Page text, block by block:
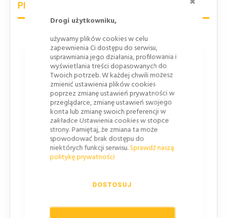
Drogi użytkowniku,
używamy plików cookies w celu
zapewnienia Ci dostępu do serwisu,
usprawniania jego działania, profilowania i
wyświetlania treści dopasowanych do
Twoich potrzeb. W każdej chwili możesz
zmienić ustawienia plików cookies
poprzez zmianę ustawień prywatności w
przeglądarce, zmianę ustawień swojego
konta lub zmianę swoich preferencji w
zakładce Ustawienia cookies w stopce
strony. Pamiętaj, że zmiana ta może
spowodować brak dostępu do
niektórych funkcji serwisu.Sprawdź naszą
politykę prywatności
DOSTOSUJ
PRODUKTY POWIĄZANE